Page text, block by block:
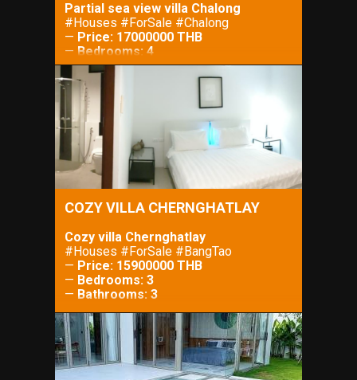
Partial sea view villa Chalong
#Houses #ForSale #Chalong
— Price: 17000000 THB
— Bedrooms: 4
—Bathrooms: 4
—Property Size: 200 m²
—Lot Size: 500 m²
COZY VILLA CHERNGHATLAY
Cozy villa Chernghatlay
#Houses #ForSale #BangTao
— Price: 15900000 THB
— Bedrooms: 3
— Bathrooms: 3
—Property Size: m²
— Lot Size: m²